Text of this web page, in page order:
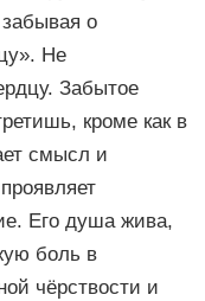
о
Не
Забытое
кроме как в
смысл и
Его душа жива,
боль в
чёрствости и